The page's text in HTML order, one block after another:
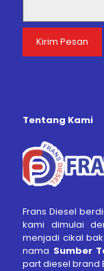
Tentang Kami
Frans Diesel
kami dimulai
menjadi cikal
nama Sumber
part diesel brand